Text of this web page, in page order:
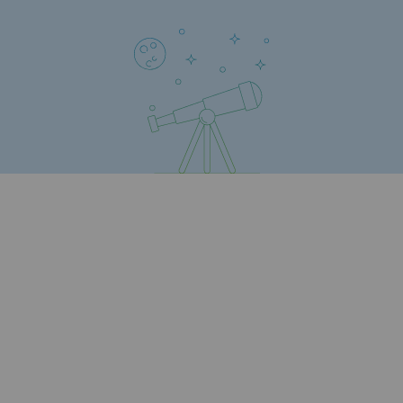
Engagements auprès des territoires
Notre investissement dans les